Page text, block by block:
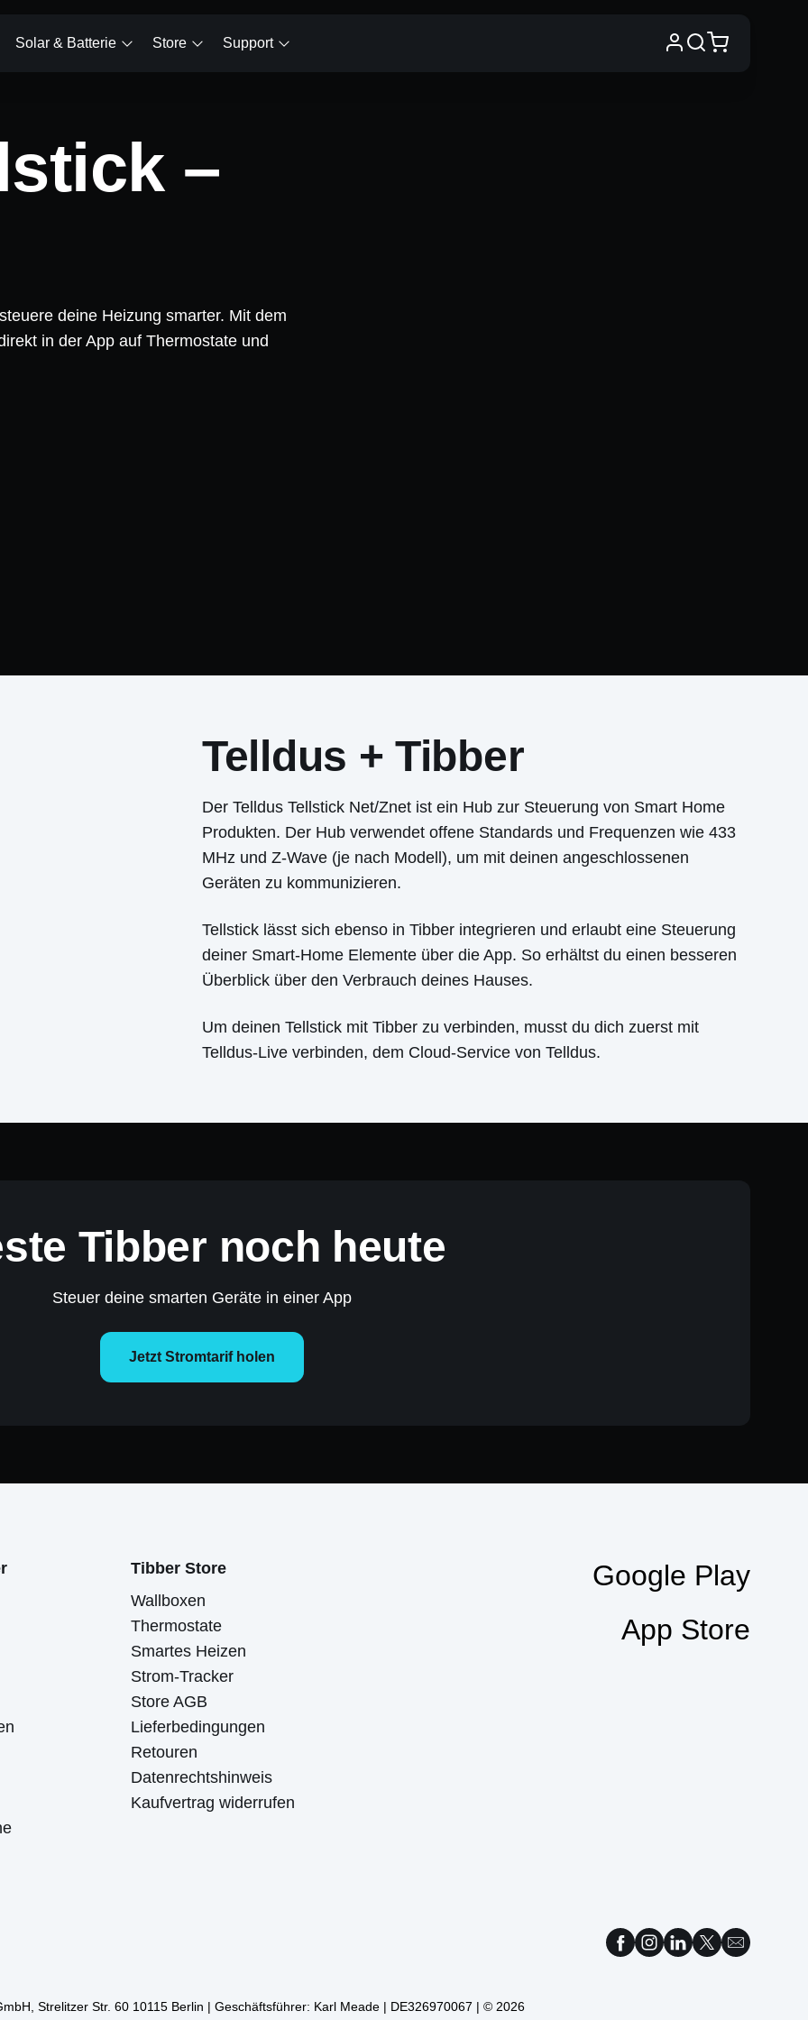
Solar & Batterie Store Support
–
deine Heizung smarter. Mit dem
in der App auf Thermostate und
Telldus + Tibber
Der Telldus Tellstick Net/Znet ist ein Hub zur Steuerung von Smart Home
Produkten. Der Hub verwendet offene Standards und Frequenzen wie 433
MHz und Z-Wave (je nach Modell), um mit deinen angeschlossenen
Geräten zu kommunizieren.
Tellstick lässt sich ebenso in Tibber integrieren und erlaubt eine Steuerung
deiner Smart-Home Elemente über die App. So erhältst du einen besseren
Überblick über den Verbrauch deines Hauses.
Um deinen Tellstick mit Tibber zu verbinden, musst du dich zuerst mit
Telldus-Live verbinden, dem Cloud-Service von Telldus.
Tibber noch heute
Steuer deine smarten Geräte in einer App
Jetzt Stromtarif holen
Tibber Store
Wallboxen
Thermostate
Smartes Heizen
Strom-Tracker
Store AGB
Lieferbedingungen
Retouren
Datenrechtshinweis
Kaufvertrag widerrufen
Google Play
App Store
Strelitzer Str. 60 10115 Berlin | Geschäftsführer: Karl Meade | DE326970067 | © 2026